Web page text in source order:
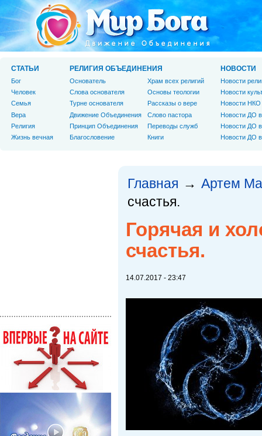
Главная → Артем
счастья.
Горячая и
счастья.
14.07.2017 - 23:47
СТАТЬИ
Бог
Человек
Cемья
Вера
Религия
Жизнь вечная
РЕЛИГИЯ ОБЪЕДИНЕНИЯ
Основатель
Слова основателя
Турне основателя
Движение Объединения
Принцип Объединения
Благословение
Храм всех религий
Основы теологии
Рассказы о вере
Слово пастора
Переводы служб
Книги
НОВОСТИ
Новости
Новости
Новости НКО
Новости ДО
Новости ДО
Новости ДО